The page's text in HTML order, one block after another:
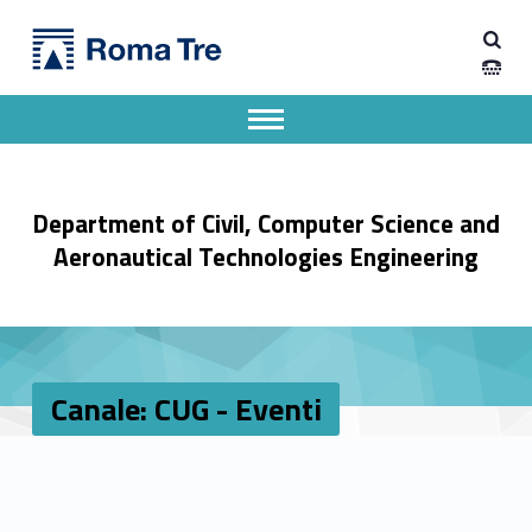
Canale: CUG - Eventi - Dipartimento di Ingegneria Civile, Informatica e delle Tecnologie Aeronautiche
Department of Civil, Computer Science and
Aeronautical Technologies Engineering
Apri il menu secondario
Header info sidebar
Canale: CUG - Eventi